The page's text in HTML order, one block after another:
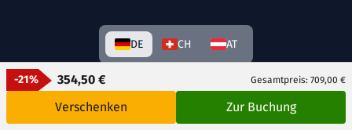
-21% 354,50 € Gesamtpreis: 709,00 €
Verschenken Zur Buchung
DE CH AT